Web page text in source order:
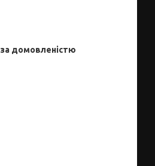
за домовленістю